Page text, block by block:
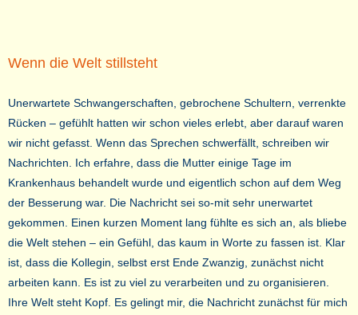
Wenn die Welt stillsteht
Unerwartete Schwangerschaften, gebrochene Schultern, verrenkte
Rücken – gefühlt hatten wir schon vieles erlebt, aber darauf waren
wir nicht gefasst. Wenn das Sprechen schwerfällt, schreiben wir
Nachrichten. Ich erfahre, dass die Mutter einige Tage im
Krankenhaus behandelt wurde und eigentlich schon auf dem Weg
der Besserung war. Die Nachricht sei so-mit sehr unerwartet
gekommen. Einen kurzen Moment lang fühlte es sich an, als bliebe
die Welt stehen – ein Gefühl, das kaum in Worte zu fassen ist. Klar
ist, dass die Kollegin, selbst erst Ende Zwanzig, zunächst nicht
arbeiten kann. Es ist zu viel zu verarbeiten und zu organisieren.
Ihre Welt steht Kopf. Es gelingt mir, die Nachricht zunächst für mich